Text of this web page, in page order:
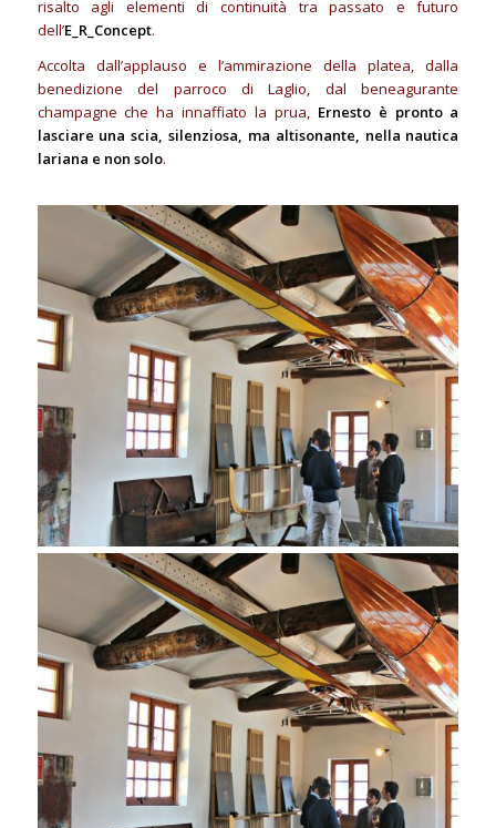
risalto agli elementi di continuità tra passato e futuro
dell’E_R_Concept.
Accolta dall’applauso e l’ammirazione della platea, dalla
benedizione del parroco di Laglio, dal beneagurante
champagne che ha innaffiato la prua, Ernesto è pronto a
lasciare una scia, silenziosa, ma altisonante, nella nautica
lariana e non solo.